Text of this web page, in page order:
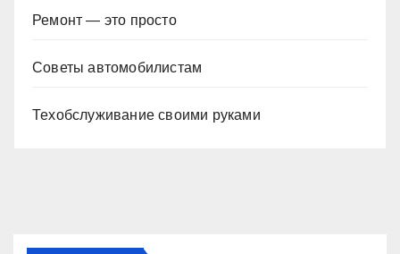
Ремонт — это просто
Советы автомобилистам
Техобслуживание своими руками